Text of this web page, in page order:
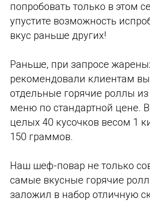
попробовать только в этом
упустите возможность
вкус раньше других!
Раньше, при запросе
рекомендовали клиентам
отдельные горячие роллы
меню по стандартной цене.
целых 40 кусочков весом 1
150 граммов.
Наш шеф-повар не только
самые вкусные горячие
заложил в набор отличную